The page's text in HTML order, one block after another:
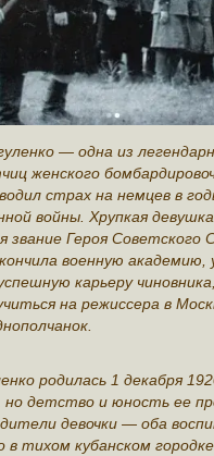
— одна из
женского
страх на немцев в
войны. Хрупкая
звание Героя Советского
военную академию,
карьеру
на режиссера в
родилась 1 декабря
но детство и юность ее
девочки — оба
тихом кубанском